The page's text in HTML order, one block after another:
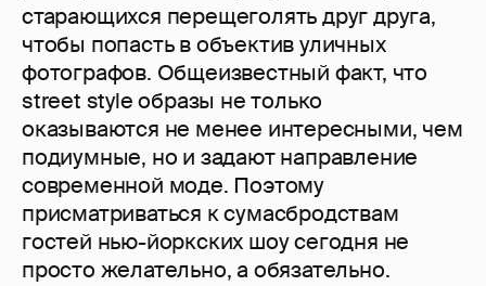
старающихся перещеголять друг друга,
чтобы попасть в объектив уличных
фотографов. Общеизвестный факт, что
street style образы не только
оказываются не менее интересными, чем
подиумные, но и задают направление
современной моде. Поэтому
присматриваться к сумасбродствам
гостей нью-йоркских шоу сегодня не
просто желательно, а обязательно.